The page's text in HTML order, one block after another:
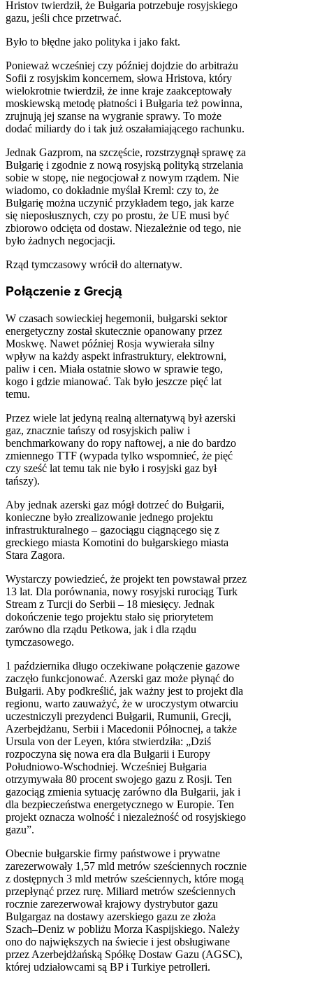
Hristov twierdził, że Bułgaria potrzebuje rosyjskiego
gazu, jeśli chce przetrwać.
Było to błędne jako polityka i jako fakt.
Ponieważ wcześniej czy później dojdzie do arbitrażu
Sofii z rosyjskim koncernem, słowa Hristova, który
wielokrotnie twierdził, że inne kraje zaakceptowały
moskiewską metodę płatności i Bułgaria też powinna,
zrujnują jej szanse na wygranie sprawy. To może
dodać miliardy do i tak już oszałamiającego rachunku.
Jednak Gazprom, na szczęście, rozstrzygnął sprawę za
Bułgarię i zgodnie z nową rosyjską polityką strzelania
sobie w stopę, nie negocjował z nowym rządem. Nie
wiadomo, co dokładnie myślał Kreml: czy to, że
Bułgarię można uczynić przykładem tego, jak karze
się nieposłusznych, czy po prostu, że UE musi być
zbiorowo odcięta od dostaw. Niezależnie od tego, nie
było żadnych negocjacji.
Rząd tymczasowy wrócił do alternatyw.
Połączenie z Grecją
W czasach sowieckiej hegemonii, bułgarski sektor
energetyczny został skutecznie opanowany przez
Moskwę. Nawet później Rosja wywierała silny
wpływ na każdy aspekt infrastruktury, elektrowni,
paliw i cen. Miała ostatnie słowo w sprawie tego,
kogo i gdzie mianować. Tak było jeszcze pięć lat
temu.
Przez wiele lat jedyną realną alternatywą był azerski
gaz, znacznie tańszy od rosyjskich paliw i
benchmarkowany do ropy naftowej, a nie do bardzo
zmiennego TTF (wypada tylko wspomnieć, że pięć
czy sześć lat temu tak nie było i rosyjski gaz był
tańszy).
Aby jednak azerski gaz mógł dotrzeć do Bułgarii,
konieczne było zrealizowanie jednego projektu
infrastrukturalnego – gazociągu ciągnącego się z
greckiego miasta Komotini do bułgarskiego miasta
Stara Zagora.
Wystarczy powiedzieć, że projekt ten powstawał przez
13 lat. Dla porównania, nowy rosyjski rurociąg Turk
Stream z Turcji do Serbii – 18 miesięcy. Jednak
dokończenie tego projektu stało się priorytetem
zarówno dla rządu Petkowa, jak i dla rządu
tymczasowego.
1 października długo oczekiwane połączenie gazowe
zaczęło funkcjonować. Azerski gaz może płynąć do
Bułgarii. Aby podkreślić, jak ważny jest to projekt dla
regionu, warto zauważyć, że w uroczystym otwarciu
uczestniczyli prezydenci Bułgarii, Rumunii, Grecji,
Azerbejdżanu, Serbii i Macedonii Północnej, a także
Ursula von der Leyen, która stwierdziła: „Dziś
rozpoczyna się nowa era dla Bułgarii i Europy
Południowo-Wschodniej. Wcześniej Bułgaria
otrzymywała 80 procent swojego gazu z Rosji. Ten
gazociąg zmienia sytuację zarówno dla Bułgarii, jak i
dla bezpieczeństwa energetycznego w Europie. Ten
projekt oznacza wolność i niezależność od rosyjskiego
gazu”.
Obecnie bułgarskie firmy państwowe i prywatne
zarezerwowały 1,57 mld metrów sześciennych rocznie
z dostępnych 3 mld metrów sześciennych, które mogą
przepłynąć przez rurę. Miliard metrów sześciennych
rocznie zarezerwował krajowy dystrybutor gazu
Bulgargaz na dostawy azerskiego gazu ze złoża
Szach–Deniz w pobliżu Morza Kaspijskiego. Należy
ono do największych na świecie i jest obsługiwane
przez Azerbejdżańską Spółkę Dostaw Gazu (AGSC),
której udziałowcami są BP i Turkiye petrolleri.